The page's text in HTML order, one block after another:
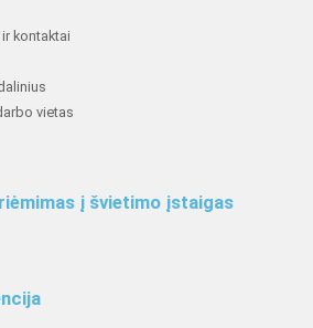
kontaktai
vietas
į švietimo įstaigas